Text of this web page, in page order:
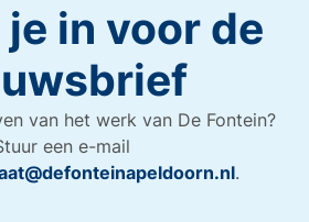
in voor de
van het werk van De Fontein?
een e-mail
.